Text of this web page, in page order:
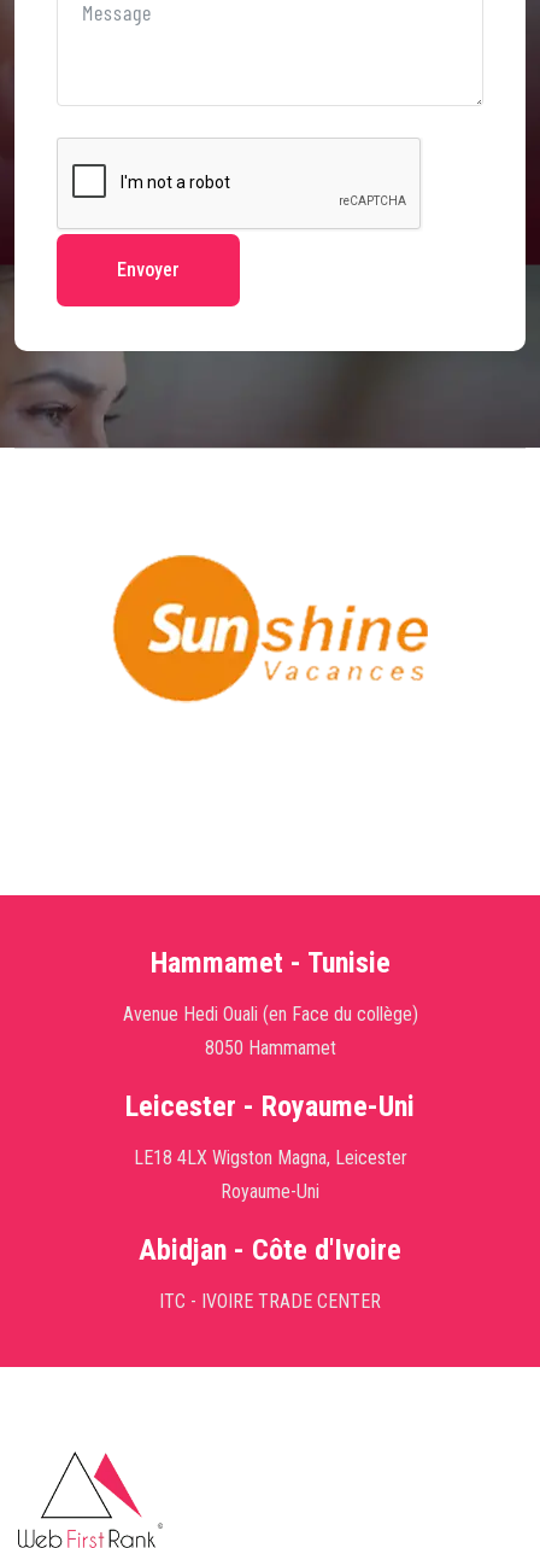
Envoyer
Hammamet - Tunisie
Avenue Hedi Ouali (en Face du collège)
8050 Hammamet
Leicester - Royaume-Uni
LE18 4LX Wigston Magna, Leicester
Royaume-Uni
Abidjan - Côte d'Ivoire
ITC - IVOIRE TRADE CENTER